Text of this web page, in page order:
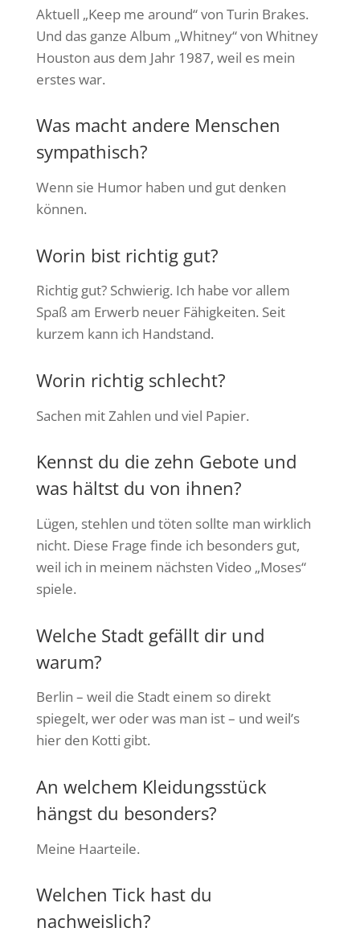
Aktuell „Keep me around“ von Turin Brakes.
Und das ganze Album „Whitney“ von Whitney
Houston aus dem Jahr 1987, weil es mein
erstes war.
Was macht andere Menschen
sympathisch?
Wenn sie Humor haben und gut denken
können.
Worin bist richtig gut?
Richtig gut? Schwierig. Ich habe vor allem
Spaß am Erwerb neuer Fähigkeiten. Seit
kurzem kann ich Handstand.
Worin richtig schlecht?
Sachen mit Zahlen und viel Papier.
Kennst du die zehn Gebote und
was hältst du von ihnen?
Lügen, stehlen und töten sollte man wirklich
nicht. Diese Frage finde ich besonders gut,
weil ich in meinem nächsten Video „Moses“
spiele.
Welche Stadt gefällt dir und
warum?
Berlin – weil die Stadt einem so direkt
spiegelt, wer oder was man ist – und weil’s
hier den Kotti gibt.
An welchem Kleidungsstück
hängst du besonders?
Meine Haarteile.
Welchen Tick hast du
nachweislich?